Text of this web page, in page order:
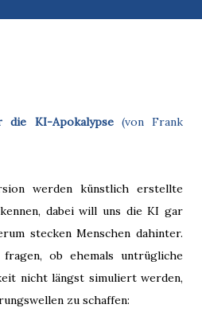
die KI-Apokalypse(von Frank
werden künstlich erstellte
dabei will uns die KI gar
stecken Menschen dahinter.
ob ehemals untrügliche
nicht längst simuliert werden,
zu schaffen: